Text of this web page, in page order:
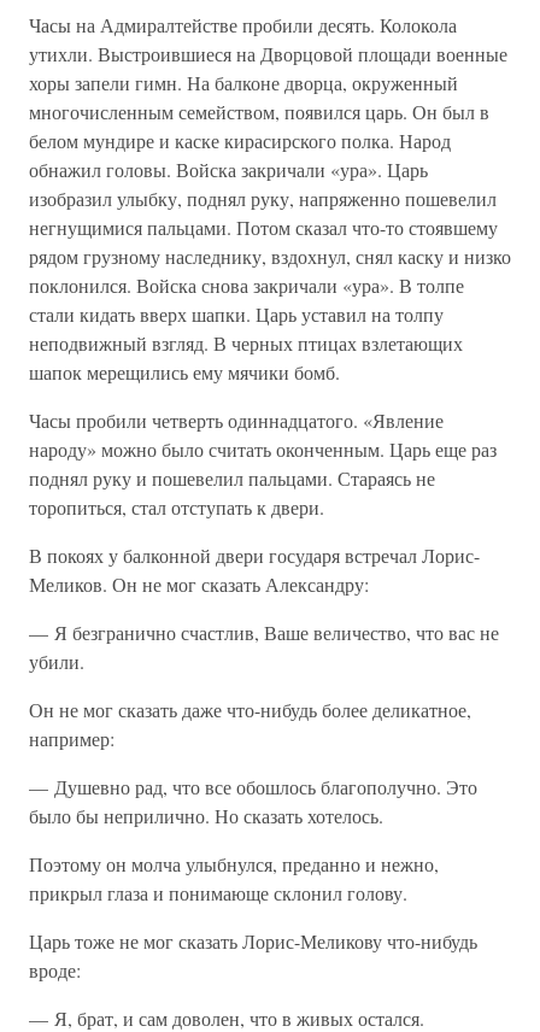
Часы на Адмиралтействе пробили десять. Колокола
утихли. Выстроившиеся на Дворцовой площади военные
хоры запели гимн. На балконе дворца, окруженный
многочисленным семейством, появился царь. Он был в
белом мундире и каске кирасирского полка. Народ
обнажил головы. Войска закричали «ура». Царь
изобразил улыбку, поднял руку, напряженно пошевелил
негнущимися пальцами. Потом сказал что-то стоявшему
рядом грузному наследнику, вздохнул, снял каску и низко
поклонился. Войска снова закричали «ура». В толпе
стали кидать вверх шапки. Царь уставил на толпу
неподвижный взгляд. В черных птицах взлетающих
шапок мерещились ему мячики бомб.
Часы пробили четверть одиннадцатого. «Явление
народу» можно было считать оконченным. Царь еще раз
поднял руку и пошевелил пальцами. Стараясь не
торопиться, стал отступать к двери.
В покоях у балконной двери государя встречал Лорис-
Меликов. Он не мог сказать Александру:
— Я безгранично счастлив, Ваше величество, что вас не
убили.
Он не мог сказать даже что-нибудь более деликатное,
например:
— Душевно рад, что все обошлось благополучно. Это
было бы неприлично. Но сказать хотелось.
Поэтому он молча улыбнулся, преданно и нежно,
прикрыл глаза и понимающе склонил голову.
Царь тоже не мог сказать Лорис-Меликову что-нибудь
вроде:
— Я, брат, и сам доволен, что в живых остался.